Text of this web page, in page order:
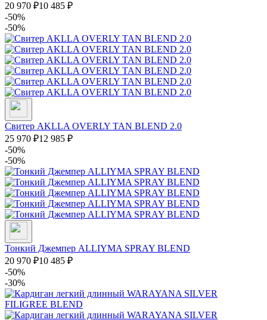
20 970 ₽10 485 ₽
-50%
-50%
Свитер AKLLA OVERLY TAN BLEND 2.0
25 970 ₽12 985 ₽
-50%
-50%
Тонкий Джемпер ALLIYMA SPRAY BLEND
20 970 ₽10 485 ₽
-50%
-30%